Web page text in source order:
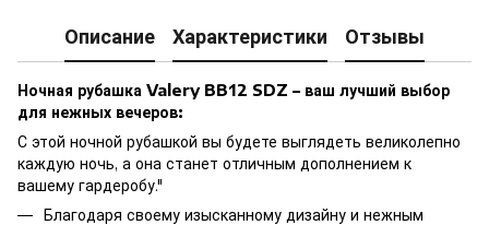
Описание Характеристики Отзывы
Ночная рубашка Valery BB12 SDZ – ваш лучший выбор
для нежных вечеров:
С этой ночной рубашкой вы будете выглядеть великолепно
каждую ночь, а она станет отличным дополнением к
вашему гардеробу."
Благодаря своему изысканному дизайну и нежным